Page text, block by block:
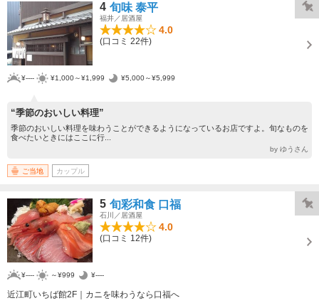
4 旬味 泰平
福井／居酒屋
4.0
(口コミ 22件)
¥---- ¥1,000～¥1,999 ¥5,000～¥5,999
“季節のおいしい料理”
季節のおいしい料理を味わうことができるようになっているお店ですよ。旬なものを
食べたいときにはここに行...
by ゆうさん
ご当地 カップル
5 旬彩和食 口福
石川／居酒屋
4.0
(口コミ 12件)
¥---- ～¥999 ¥----
近江町いちば館2F｜カニを味わうなら口福へ